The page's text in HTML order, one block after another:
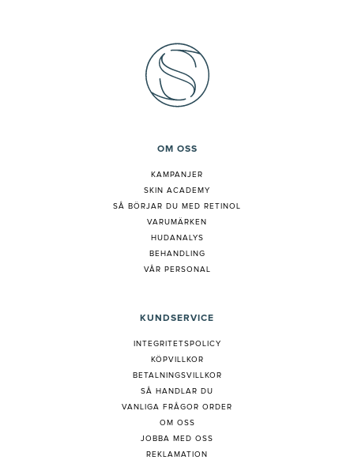
OM OSS
KAMPANJER
SKIN ACADEMY
SÅ BÖRJAR DU MED RETINOL
VARUMÄRKEN
HUDANALYS
BEHANDLING
VÅR PERSONAL
KUNDSERVICE
INTEGRITETSPOLICY
KÖPVILLKOR
BETALNINGSVILLKOR
SÅ HANDLAR DU
VANLIGA FRÅGOR ORDER
OM OSS
JOBBA MED OSS
REKLAMATION